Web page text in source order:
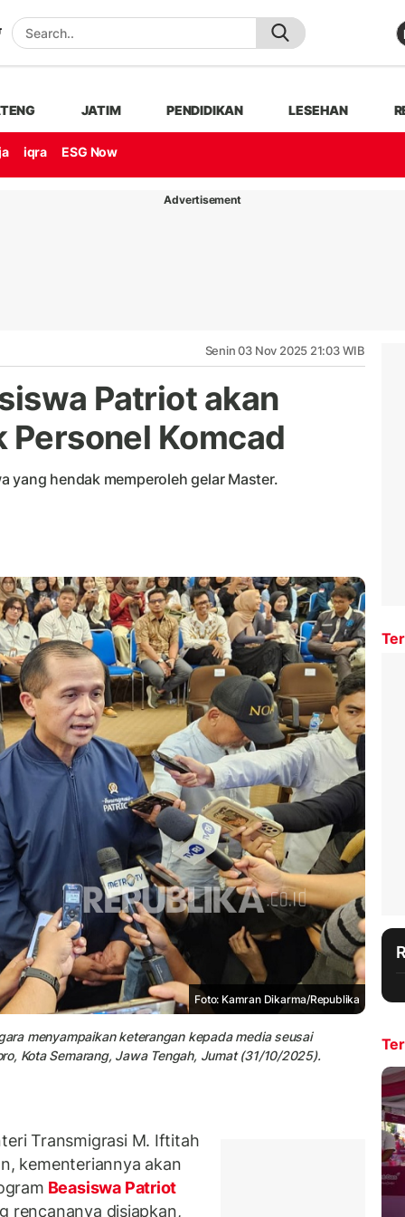
JATIM PENDIDIKAN LESEHAN
iqra ESG Now
Advertisement
Senin 03 Nov 2025 21:03 WIB
Patriot akan
Komcad
yang hendak memperoleh gelar Master.
Foto: Kamran Dikarma/Republika
menyampaikan keterangan kepada media seusai
Kota Semarang, Jawa Tengah, Jumat (31/10/2025).
Transmigrasi M. Iftitah
kementeriannya akan
Beasiswa Patriot
rencananya disiapkan,